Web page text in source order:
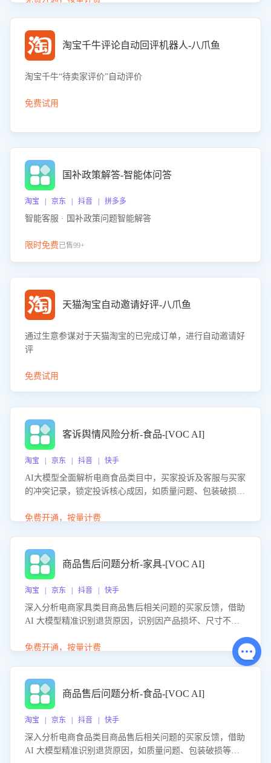
淘宝千牛评论自动回评机器人-八爪鱼
淘宝千牛“待卖家评价”自动评价
免费试用
国补政策解答-智能体问答
淘宝 | 京东 | 抖音 | 拼多多
智能客服 · 国补政策问题智能解答
限时免费已售99+
天猫淘宝自动邀请好评-八爪鱼
通过生意参谋对于天猫淘宝的已完成订单，进行自动邀请好
评
免费试用
客诉舆情风险分析-食品-[VOC AI]
淘宝 | 京东 | 抖音 | 快手
AI大模型全面解析电商食品类目中，买家投诉及客服与买家
的冲突记录，锁定投诉核心成因，如质量问题、包装破损
置差评防控，提升客户满意度。
免费开通，按量计费
商品售后问题分析-家具-[VOC AI]
淘宝 | 京东 | 抖音 | 快手
深入分析电商家具类目商品售后相关问题的买家反馈，借助
AI 大模型精准识别退货原因，识别因产品损坏、尺寸不符
力商家优化产品或服务，实现销售额的显著提升。
免费开通，按量计费
商品售后问题分析-食品-[VOC AI]
淘宝 | 京东 | 抖音 | 快手
深入分析电商食品类目商品售后相关问题的买家反馈，借助
AI 大模型精准识别退货原因，如质量问题、包装破损等，